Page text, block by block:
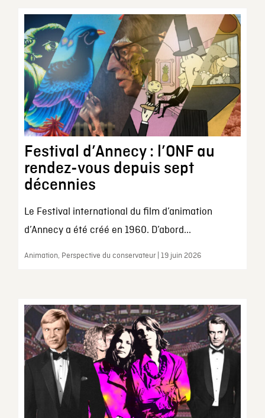
Festival d’Annecy : l’ONF au
rendez-vous depuis sept
décennies
Le Festival international du film d’animation
d’Annecy a été créé en 1960. D’abord...
Animation, Perspective du conservateur | 19 juin 2026